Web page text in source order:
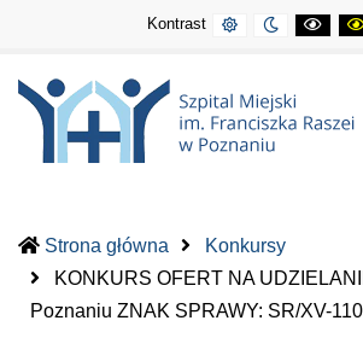
Miejski
Franciszka
Miejski
Franciszka
Kontrast
KONTRAST
STANDARDOWY
KONTRAST
NOCNY
Strona główna
Konkursy
KONKURS OFERT NA
Poznaniu ZNAK SPRAWY: SR/XV-